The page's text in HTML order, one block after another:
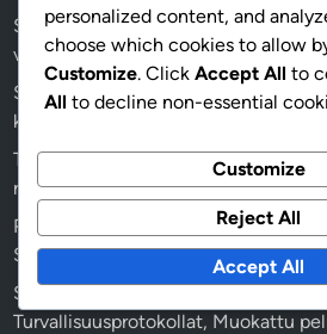
Sään turvallisuus pub golfissa:
varotoimet, Varaussuunnitelmat,
Standardi pisteytys pub golfissa:
käytännöt, Muunnelmat
Tasausten ratkaiseminen Pub
ratkaiseminen, Lisäkierrokset,
Riskinarviointi Pub Golfissa:
Suunnittelu, Ennaltaehkäisy
Sokkokilpailu Pub Golf: Aistien
Turvallisuusprotokollat, Muokattu
personalized content, and
choose which cookies to allow
Customize. Click Accept All to
All to decline non-essential
Customize
Reject All
Accept All